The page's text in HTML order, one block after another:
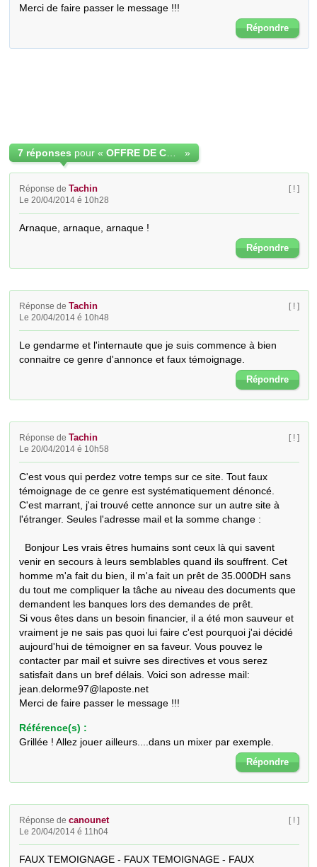
Merci de faire passer le message !!!
Répondre
7 réponses pour « »
Réponse deTachin
Le 20/04/2014 é 10h28
[ ! ]
Arnaque, arnaque, arnaque !
Répondre
Réponse deTachin
Le 20/04/2014 é 10h48
[ ! ]
Le gendarme et l'internaute que je suis commence à bien
connaitre ce genre d'annonce et faux témoignage.
Répondre
Réponse deTachin
Le 20/04/2014 é 10h58
[ ! ]
C'est vous qui perdez votre temps sur ce site. Tout faux
témoignage de ce genre est systématiquement dénoncé.
C'est marrant, j'ai trouvé cette annonce sur un autre site à
l'étranger. Seules l'adresse mail et la somme change :
venir en secours à leurs semblables quand ils souffrent. Cet
homme m'a fait du bien, il m'a fait un prêt de 35.000DH sans
du tout me compliquer la tâche au niveau des documents que
demandent les banques lors des demandes de prêt.
Si vous êtes dans un besoin financier, il a été mon sauveur et
vraiment je ne sais pas quoi lui faire c'est pourquoi j'ai décidé
aujourd'hui de témoigner en sa faveur. Vous pouvez le
contacter par mail et suivre ses directives et vous serez
satisfait dans un bref délais. Voici son adresse mail:
jean.delorme97@laposte.net
Merci de faire passer le message !!!
Référence(s) :
Grillée ! Allez jouer ailleurs....dans un mixer par exemple.
Répondre
Réponse decanounet
Le 20/04/2014 é 11h04
[ ! ]
FAUX TEMOIGNAGE - FAUX TEMOIGNAGE - FAUX